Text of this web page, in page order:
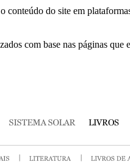
do site em
com base nas páginas